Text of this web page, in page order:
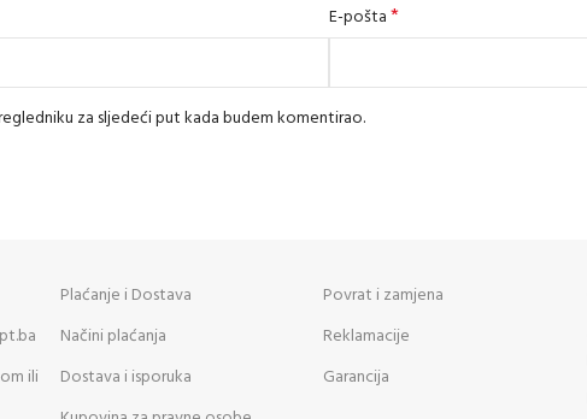
E-pošta*
za sljedeći put kada budem komentirao.
ili
Plaćanje i Dostava
Načini plaćanja
Dostava i isporuka
Povrat i zamjena
Reklamacije
Garancija